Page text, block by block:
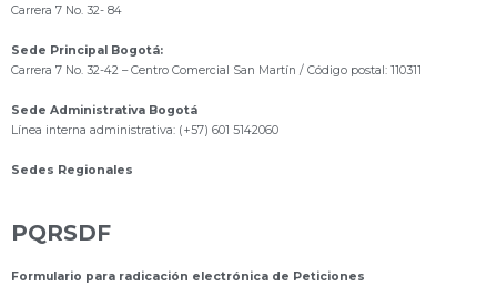
Carrera 7 No. 32- 84
Sede Principal Bogotá:
Carrera 7 No. 32-42 – Centro Comercial San Martín / Código postal: 110311
Sede Administrativa Bogotá
Línea interna administrativa: (+57) 601 5142060
Sedes Regionales
PQRSDF
Formulario para radicación electrónica de Peticiones